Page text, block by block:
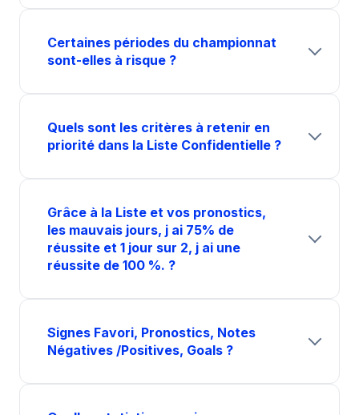
Certaines périodes du championnat
sont-elles à risque ?
Quels sont les critères à retenir en
priorité dans la Liste Confidentielle ?
Grâce à la Liste et vos pronostics,
les mauvais jours, j ai 75% de
réussite et 1 jour sur 2, j ai une
réussite de 100 %. ?
Signes Favori, Pronostics, Notes
Négatives /Positives, Goals ?